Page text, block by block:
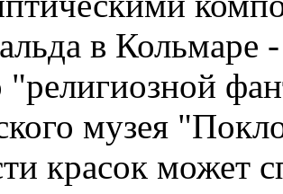
в Кольмаре
"религиозной
музея
красок может